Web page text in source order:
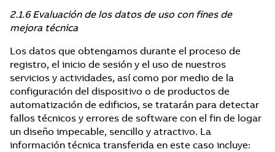
2.1.6 Evaluación de los datos de uso con fines de
mejora técnica
Los datos que obtengamos durante el proceso de
registro, el inicio de sesión y el uso de nuestros
servicios y actividades, así como por medio de la
configuración del dispositivo o de productos de
automatización de edificios, se tratarán para detectar
fallos técnicos y errores de software con el fin de logar
un diseño impecable, sencillo y atractivo. La
información técnica transferida en este caso incluye: